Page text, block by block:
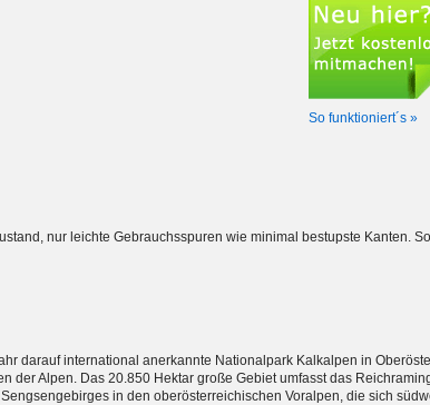
So funktioniert´s »
nur leichte Gebrauchsspuren wie minimal bestupste Kanten.
darauf international anerkannte Nationalpark Kalkalpen in
der Alpen. Das 20.850 Hektar große Gebiet umfasst das
in den oberösterreichischen Voralpen, die sich